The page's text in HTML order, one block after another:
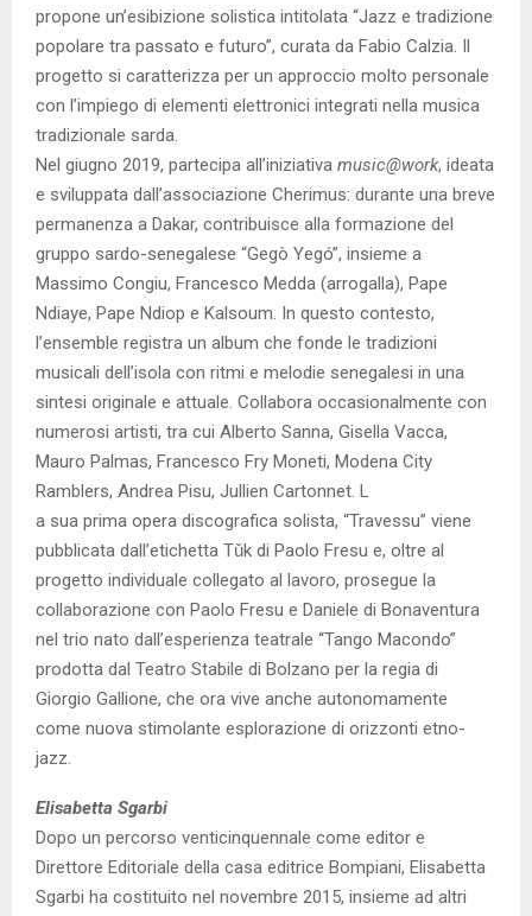
propone un’esibizione solistica intitolata “Jazz e tradizione
popolare tra passato e futuro”, curata da Fabio Calzia. Il
progetto si caratterizza per un approccio molto personale
con l’impiego di elementi elettronici integrati nella musica
tradizionale sarda.
Nel giugno 2019, partecipa all’iniziativa music@work, ideata
e sviluppata dall’associazione Cherimus: durante una breve
permanenza a Dakar, contribuisce alla formazione del
gruppo sardo-senegalese “Gegò Yegó”, insieme a
Massimo Congiu, Francesco Medda (arrogalla), Pape
Ndiaye, Pape Ndiop e Kalsoum. In questo contesto,
l’ensemble registra un album che fonde le tradizioni
musicali dell’isola con ritmi e melodie senegalesi in una
sintesi originale e attuale. Collabora occasionalmente con
numerosi artisti, tra cui Alberto Sanna, Gisella Vacca,
Mauro Palmas, Francesco Fry Moneti, Modena City
Ramblers, Andrea Pisu, Jullien Cartonnet. L
a sua prima opera discografica solista, “Travessu” viene
pubblicata dall’etichetta Tǔk di Paolo Fresu e, oltre al
progetto individuale collegato al lavoro, prosegue la
collaborazione con Paolo Fresu e Daniele di Bonaventura
nel trio nato dall’esperienza teatrale “Tango Macondo”
prodotta dal Teatro Stabile di Bolzano per la regia di
Giorgio Gallione, che ora vive anche autonomamente
come nuova stimolante esplorazione di orizzonti etno-
jazz.
Elisabetta Sgarbi
Dopo un percorso venticinquennale come editor e
Direttore Editoriale della casa editrice Bompiani, Elisabetta
Sgarbi ha costituito nel novembre 2015, insieme ad altri